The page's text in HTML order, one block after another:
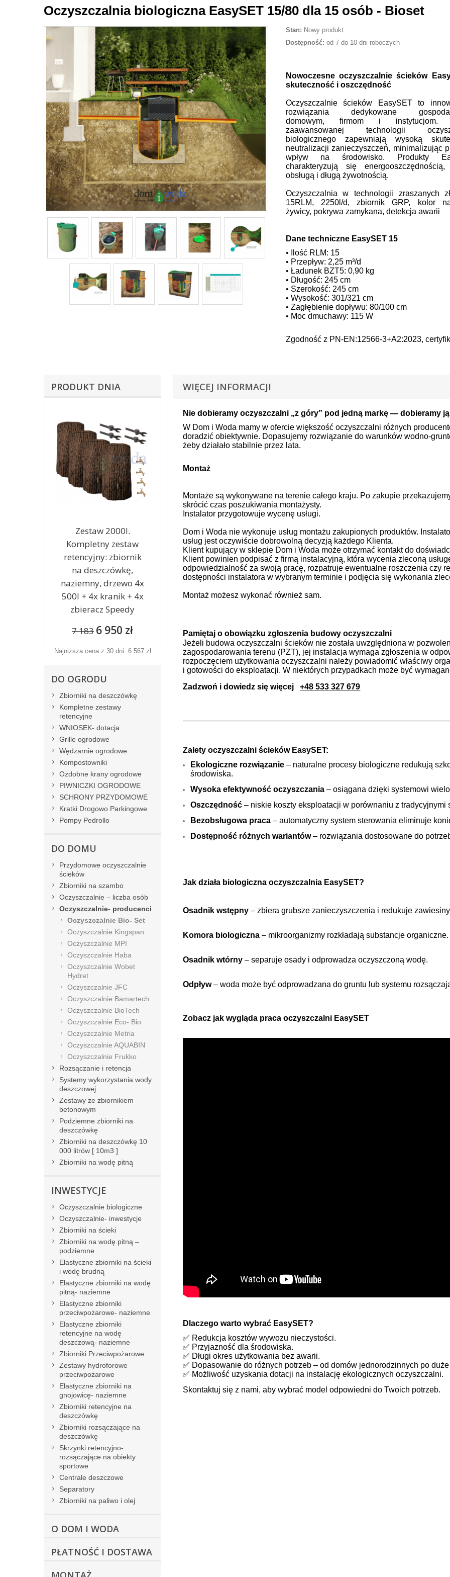
Oczyszczalnia biologiczna EasySET 15/80 dla 15 osób - Bioset
Stan: Nowy produkt
Dostępność: od 7 do 10 dni roboczych
Nowoczesne oczyszczalnie ścieków
skuteczność i oszczędność
Oczyszczalnie ścieków EasySET to
rozwiązania dedykowane
domowym, firmom i instytucjom.
zaawansowanej technologii
biologicznego zapewniają wysoką
neutralizacji zanieczyszczeń, minimalizując
wpływ na środowisko. Produkty
charakteryzują się energooszczędnością,
obsługą i długą żywotnością.
Oczyszczalnia w technologii zraszanych
15RLM, 2250l/d, zbiornik GRP, kolor
żywicy, pokrywa zamykana, detekcja awarii
Dane techniczne EasySET 15
• Ilość RLM: 15
• Przepływ: 2,25 m³/d
• Ładunek BZT5: 0,90 kg
• Długość: 245 cm
• Szerokość: 245 cm
• Wysokość: 301/321 cm
• Zagłębienie dopływu: 80/100 cm
• Moc dmuchawy: 115 W
Zgodność z PN-EN:12566-3+A2:2023,
WIĘCEJ INFORMACJI
Nie dobieramy oczyszczalni „z góry” pod jedną markę — dobieramy
W Dom i Woda mamy w ofercie większość oczyszczalni różnych
doradzić obiektywnie. Dopasujemy rozwiązanie do warunków wodno-
żeby działało stabilnie przez lata.
Montaż
Montaże są wykonywane na terenie całego kraju. Po zakupie
skrócić czas poszukiwania montażysty.
Instalator przygotowuje wycenę usługi.
Dom i Woda nie wykonuje usług montażu zakupionych produktów.
usług jest oczywiście dobrowolną decyzją każdego Klienta.
Klient kupujący w sklepie Dom i Woda może otrzymać kontakt do
Klient powinien podpisać z firmą instalacyjną, która wycenia zleconą
odpowiedzialność za swoją pracę, rozpatruje ewentualne roszczenia czy
dostępności instalatora w wybranym terminie i podjęcia się wykonania
Montaż możesz wykonać również sam.
Pamiętaj o obowiązku zgłoszenia budowy oczyszczalni
Jeżeli budowa oczyszczalni ścieków nie została uwzględniona w
zagospodarowania terenu (PZT), jej instalacja wymaga zgłoszenia w
rozpoczęciem użytkowania oczyszczalni należy powiadomić właściwy
i gotowości do eksploatacji. W niektórych przypadkach może być
Zadzwoń i dowiedz się więcej+48 533 327 679
Zalety oczyszczalni ścieków EasySET:
Ekologiczne rozwiązanie – naturalne procesy biologiczne redukują
środowiska.
Wysoka efektywność oczyszczania – osiągana dzięki systemowi
Oszczędność – niskie koszty eksploatacji w porównaniu z tradycyjnymi
Bezobsługowa praca – automatyczny system sterowania eliminuje
Dostępność różnych wariantów– rozwiązania dostosowane do
Jak działa biologiczna oczyszczalnia EasySET?
Osadnik wstępny – zbiera grubsze zanieczyszczenia i redukuje
Komora biologiczna – mikroorganizmy rozkładają substancje organiczne.
Osadnik wtórny – separuje osady i odprowadza oczyszczoną wodę.
Odpływ– woda może być odprowadzana do gruntu lub systemu
Zobacz jak wygląda praca oczyszczalni EasySET
Dlaczego warto wybrać EasySET?
✅ Redukcja kosztów wywozu nieczystości.
✅ Przyjazność dla środowiska.
✅ Długi okres użytkowania bez awarii.
✅ Dopasowanie do różnych potrzeb – od domów jednorodzinnych po duże
✅ Możliwość uzyskania dotacji na instalację ekologicznych oczyszczalni.
Skontaktuj się z nami, aby wybrać model odpowiedni do Twoich potrzeb.
PRODUKT DNIA
Zestaw 2000l.
Kompletny zestaw
retencyjny: zbiornik
na deszczówkę,
naziemny, drzewo 4x
500l + 4x kranik + 4x
zbieracz Speedy
7 183 6 950 zł
Najniższa cena z 30 dni: 6 567 zł
DO OGRODU
Zbiorniki na deszczówkę
Kompletne zestawy
retencyjne
WNIOSEK- dotacja
Grille ogrodowe
Wędzarnie ogrodowe
Kompostowniki
Ozdobne krany ogrodowe
PIWNICZKI OGRODOWE
SCHRONY PRZYDOMOWE
Kratki Drogowo Parkingowe
Pompy Pedrollo
DO DOMU
Przydomowe oczyszczalnie
ścieków
Zbiorniki na szambo
Oczyszczalnie – liczba osób
Oczyszczalnie- producenci
Oczyszczalnie Bio- Set
Oczyszczalnie Kingspan
Oczyszczalnie MPI
Oczyszczalnie Haba
Oczyszczalnie Wobet
Hydret
Oczyszczalnie JFC
Oczyszczalnie Bamartech
Oczyszczalnie BioTech
Oczyszczalnie Eco- Bio
Oczyszczalnie Metria
Oczyszczalnie AQUABIN
Oczyszczalnie Frukko
Rozsączanie i retencja
Systemy wykorzystania wody
deszczowej
Zestawy ze zbiornikiem
betonowym
Podziemne zbiorniki na
deszczówkę
Zbiorniki na deszczówkę 10
000 litrów [ 10m3 ]
Zbiorniki na wodę pitną
INWESTYCJE
Oczyszczalnie biologiczne
Oczyszczalnie- inwestycje
Zbiorniki na ścieki
Zbiorniki na wodę pitną –
podziemne
Elastyczne zbiorniki na ścieki
i wodę brudną
Elastyczne zbiorniki na wodę
pitną- naziemne
Elastyczne zbiorniki
przeciwpożarowe- naziemne
Elastyczne zbiorniki
retencyjne na wodę
deszczową- naziemne
Zbiorniki Przeciwpożarowe
Zestawy hydroforowe
przeciwpożarowe
Elastyczne zbiorniki na
gnojowicę- naziemne
Zbiorniki retencyjne na
deszczówkę
Zbiorniki rozsączające na
deszczówkę
Skrzynki retencyjno-
rozsączające na obiekty
sportowe
Centrale deszczowe
Separatory
Zbiorniki na paliwo i olej
O DOM I WODA
PŁATNOŚĆ I DOSTAWA